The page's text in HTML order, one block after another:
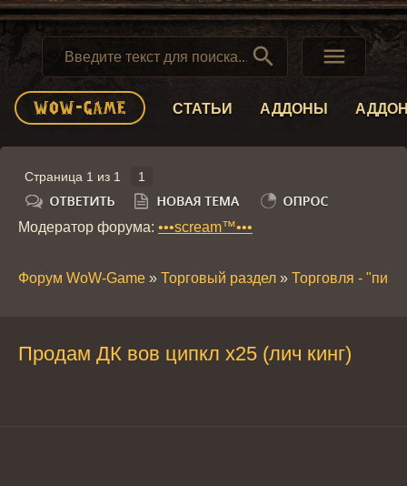
 
СТАТЬИ АДДОНЫ
Страница 1 из 1 1
Модератор форума: •••scream™•••
Форум WoW-Game » Торговый раздел » Торговля -
Продам ДК вов ципкл х25 (лич кинг)